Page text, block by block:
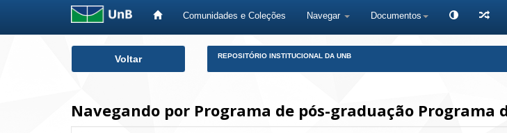
Comunidades e Coleções Navegar Documentos
Voltar REPOSITÓRIO INSTITUCIONAL DA UNB
Navegando por Programa de pós-graduação Programa